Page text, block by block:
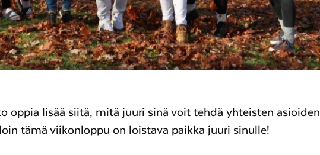
oppia lisää siitä, mitä juuri sinä voit tehdä yhteisten asioiden
tämä viikonloppu on loistava paikka juuri sinulle!